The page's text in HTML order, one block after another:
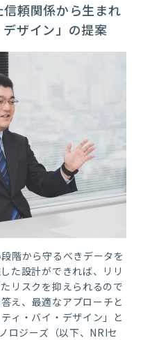
頼関係から生まれ
ザイン」の提案
階から守るべきデータを
た設計ができれば、リリ
リスクを抑えられるので
え、最適なアプローチと
ィ・バイ・デザイン」と
ロジーズ（以下、NRIセ